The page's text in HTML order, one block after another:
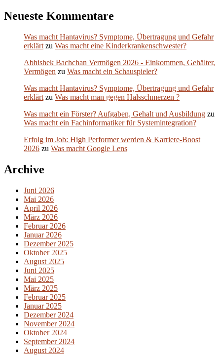
Neueste Kommentare
Was macht Hantavirus? Symptome, Übertragung und Gefahr
erklärt zu Was macht eine Kinderkrankenschwester?
Abhishek Bachchan Vermögen 2026 - Einkommen, Gehälter,
Vermögen zu Was macht ein Schauspieler?
Was macht Hantavirus? Symptome, Übertragung und Gefahr
erklärt zu Was macht man gegen Halsschmerzen ?
Was macht ein Förster? Aufgaben, Gehalt und Ausbildung zu
Was macht ein Fachinformatiker für Systemintegration?
Erfolg im Job: High Performer werden & Karriere-Boost
2026 zu Was macht Google Lens
Archive
Juni 2026
Mai 2026
April 2026
März 2026
Februar 2026
Januar 2026
Dezember 2025
Oktober 2025
August 2025
Juni 2025
Mai 2025
März 2025
Februar 2025
Januar 2025
Dezember 2024
November 2024
Oktober 2024
September 2024
August 2024